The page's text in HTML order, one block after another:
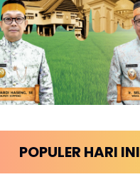
POPULER HARI INI